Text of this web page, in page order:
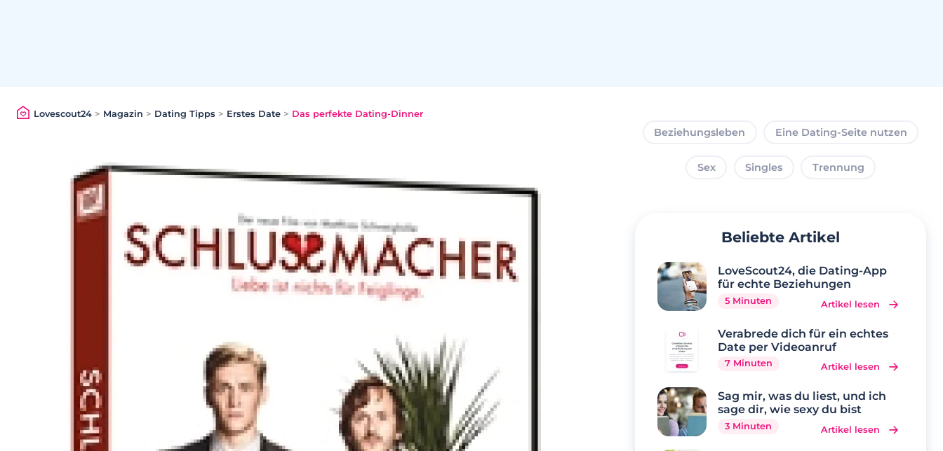
Lovescout24> Magazin > Dating Tipps > Erstes Date > Das perfekte Dating-Dinner
Beziehungsleben Eine Dating-Seite nutzen
Sex Singles Trennung
Beliebte Artikel
LoveScout24, die Dating-App
für echte Beziehungen
5 Minuten Artikel lesen
Verabrede dich für ein echtes
Date per Videoanruf
7 Minuten Artikel lesen
Sag mir, was du liest, und ich
sage dir, wie sexy du bist
3 Minuten Artikel lesen